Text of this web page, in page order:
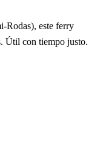
Rodas), este ferry
Útil con tiempo justo.